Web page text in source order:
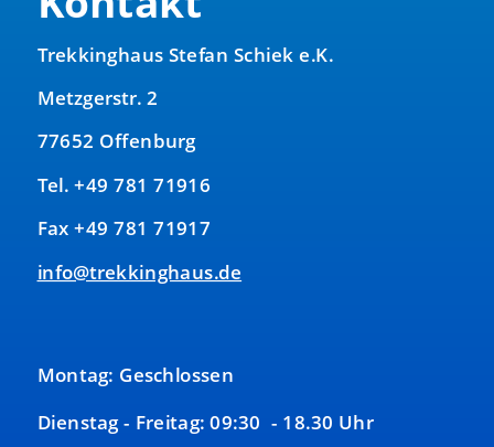
Trekkinghaus Stefan Schiek e.K.
Metzgerstr. 2
77652 Offenburg
Tel. +49 781 71916
Fax +49 781 71917
info@trekkinghaus.de
Montag: Geschlossen
Dienstag - Freitag: 09:30 - 18.30 Uhr